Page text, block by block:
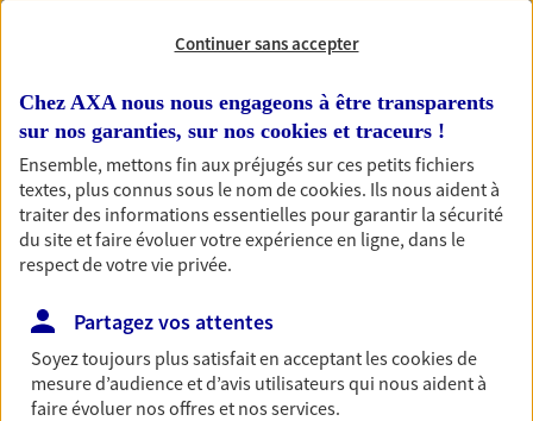
Garantie Accidents de la Vie
Bricoleuse, féru de jardinage, pâtissier en herbe
ou grande lectrice… personne n'est à l'abri d'un
accident du quotidien. Avec Ma Protection
Accident, protégez votre qualité de vie et vos
revenus.
Découvrir l'offre Garantie Accidents de la Vie
OBTENIR UN TARIF EN LIGNE
Continuer sans accepter
Chez AXA nous nous engageons à être transparents
sur nos garanties, sur nos cookies et traceurs !
Ensemble, mettons fin aux préjugés sur ces petits fichiers
textes, plus connus sous le nom decookies. Ils nous aident à
traiter des informations essentielles pour garantir la sécurité
du site et faire évoluer votre expérience en ligne, dans le
respect de votre vie privée.
Partagez vos attentes
Soyez toujours plus satisfait en acceptant lescookiesde
mesure d’audience et d’avis utilisateurs qui nous aident à
faire évoluer nos offres et nos services.